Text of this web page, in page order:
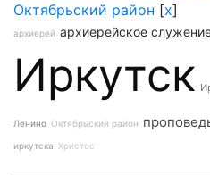
Октябрьский район [x]
архиерей архиерейское
Иркутск
Ленино Октябрьский район
иркутска Христос